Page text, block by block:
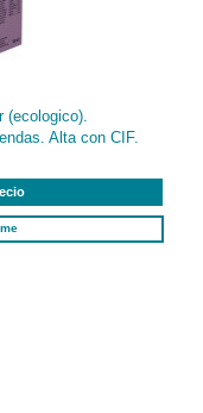
(ecologico).
Alta con CIF.